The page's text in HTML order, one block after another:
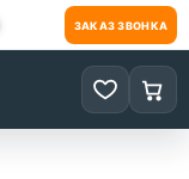
ЗАКАЗ ЗВОНКА
0 товаров
0